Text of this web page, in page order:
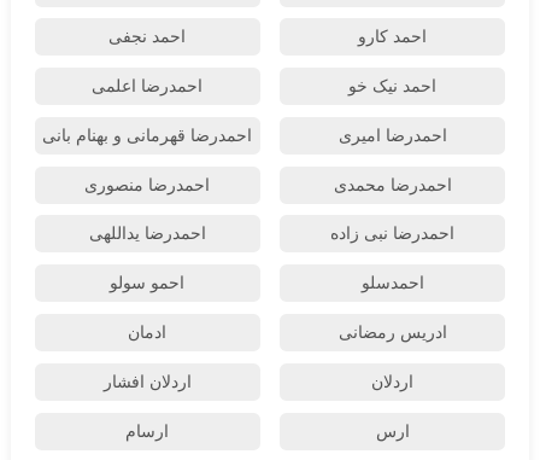
احمد کارو احمد نجفی
احمد نیک خو احمدرضا اعلمی
احمدرضا امیری احمدرضا قهرمانی و بهنام بانی
احمدرضا محمدی احمدرضا منصوری
احمدرضا نبی زاده احمدرضا یداللهی
احمدسلو احمو سولو
ادریس رمضانی ادمان
اردلان اردلان افشار
ارس ارسام